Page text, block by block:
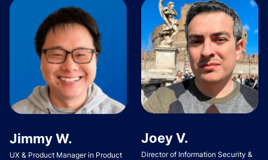
Jimmy W.
UX & Product Manager in Product
Joey V.
Director of Information Security &